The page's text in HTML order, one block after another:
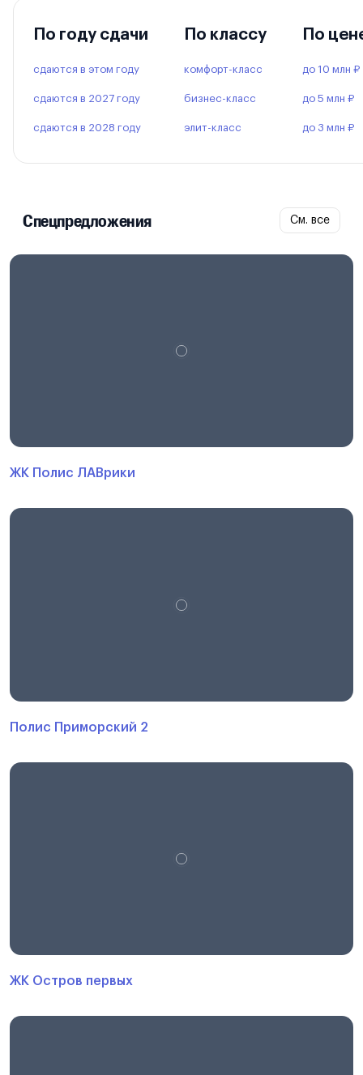
По году сдачи
сдаются в этом году
сдаются в 2027 году
сдаются в 2028 году
По классу
комфорт-класс
бизнес-класс
элит-класс
По
до 10 млн ₽
до 5 млн ₽
до 3 млн ₽
Спецпредложения См. все
ЖК Полис ЛАВрики
Полис Приморский 2
ЖК Остров первых